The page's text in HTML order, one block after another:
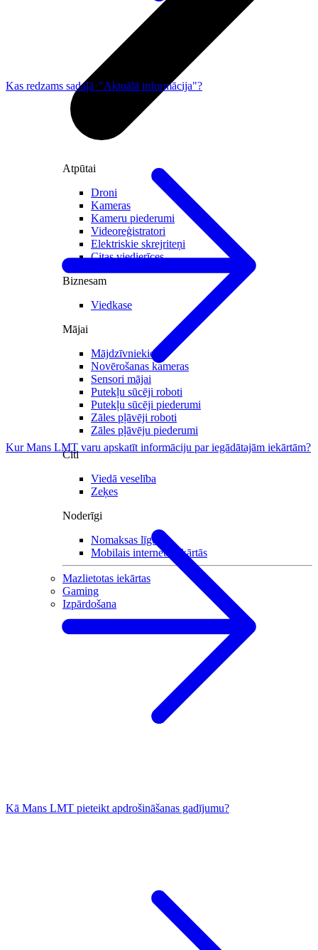
Atpūtai
Droni
Kameras
Kameru piederumi
Videoreģistratori
Elektriskie skrejriteņi
Citas viedierīces
Biznesam
Viedkase
Mājai
Mājdzīvniekiem
Novērošanas kameras
Sensori mājai
Putekļu sūcēji roboti
Putekļu sūcēji piederumi
Zāles pļāvēji roboti
Zāles pļāvēju piederumi
Citi
Viedā veselība
Zeķes
Noderīgi
Nomaksas līgums
Mobilais internets iekārtās
Mazlietotas iekārtas
Gaming
Izpārdošana
Kas redzams sadaļā "Aktuālā informācija"?
Kur Mans LMT varu apskatīt informāciju par iegādātajām iekārtām?
Kā Mans LMT pieteikt apdrošināšanas gadījumu?